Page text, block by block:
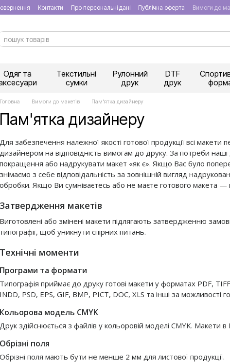
Контакти Про персональні дані Публічна оферта Вимоги до
Одяг та
Текстильні
сумки
Рулонний
друк
DTF
друк
Головна Вимоги до макетів Пам'ятка дизайнеру
Пам'ятка дизайнеру
Для забезпечення належної якості готової продукції всі
дизайнером на відповідність вимогам до друку. За потреби
покращення або надрукувати макет «як є». Якщо Вас було
знімаємо з себе відповідальність за зовнішній вигляд
обробки. Якщо Ви сумніваєтесь або не маєте готового макета
Затвердження макетів
Виготовлені або змінені макети підлягають затвердженню
типографії, щоб уникнути спірних питань.
Технічні моменти
Програми та формати
Типографія приймає до друку готові макети у форматах PDF,
INDD, PSD, EPS, GIF, BMP, PICT, DOC, XLS та інші за
Кольорова модель CMYK
Друк здійснюється з файлів у кольоровій моделі CMYK. Макети
Обрізні поля
Обрізні поля мають бути не менше 2 мм для листової продукції.